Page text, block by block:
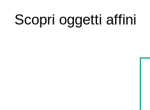
Scopri oggetti affini